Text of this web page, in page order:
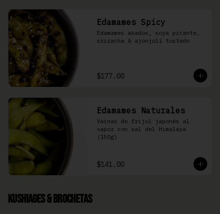
Edamames Spicy
Edamames asados, soya picante,
sriracha & ajonjolí tostado
$177.00
Edamames Naturales
Vainas de frijol japonés al
vapor con sal del Himalaya
(150g)
$141.00
Kushiages & Brochetas